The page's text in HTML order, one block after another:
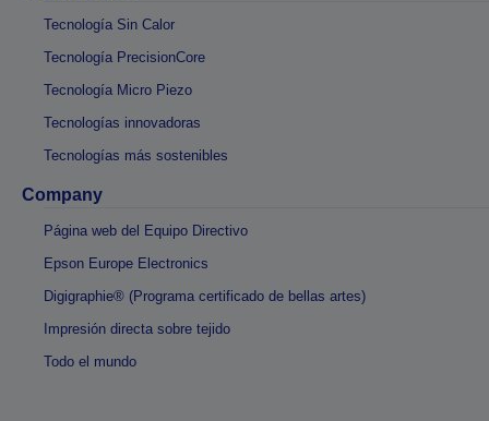
Tecnología Sin Calor
Tecnología PrecisionCore
Tecnología Micro Piezo
Tecnologías innovadoras
Tecnologías más sostenibles
Company
Página web del Equipo Directivo
Epson Europe Electronics
Digigraphie® (Programa certificado de bellas artes)
Impresión directa sobre tejido
Todo el mundo